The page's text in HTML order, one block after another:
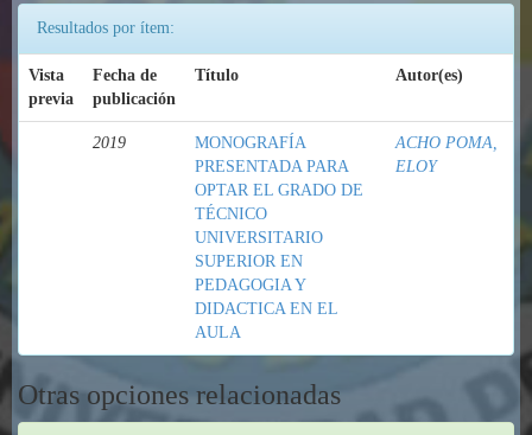
Resultados por ítem:
Vista
previa
Fecha de
publicación
Título Autor(es)
2019
MONOGRAFÍA
PRESENTADA PARA
OPTAR EL GRADO DE
TÉCNICO
UNIVERSITARIO
SUPERIOR EN
PEDAGOGIA Y
DIDACTICA EN EL
AULA
ACHO POMA,
ELOY
Otras opciones relacionadas